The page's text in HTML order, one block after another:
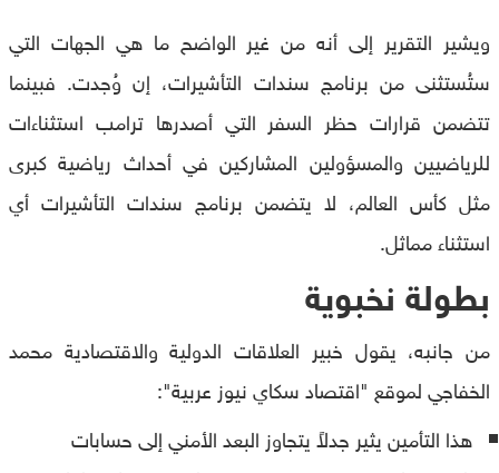
ويشير التقرير إلى أنه من غير الواضح ما هي الجهات التي
ستُستثنى من برنامج سندات التأشيرات، إن وُجدت. فبينما
تتضمن قرارات حظر السفر التي أصدرها ترامب استثناءات
للرياضيين والمسؤولين المشاركين في أحداث رياضية كبرى
مثل كأس العالم، لا يتضمن برنامج سندات التأشيرات أي
استثناء مماثل.
بطولة نخبوية
من جانبه، يقول خبير العلاقات الدولية والاقتصادية محمد
الخفاجي لموقع "اقتصاد سكاي نيوز عربية":
هذا التأمين يثير جدلاً يتجاوز البعد الأمني إلى حسابات